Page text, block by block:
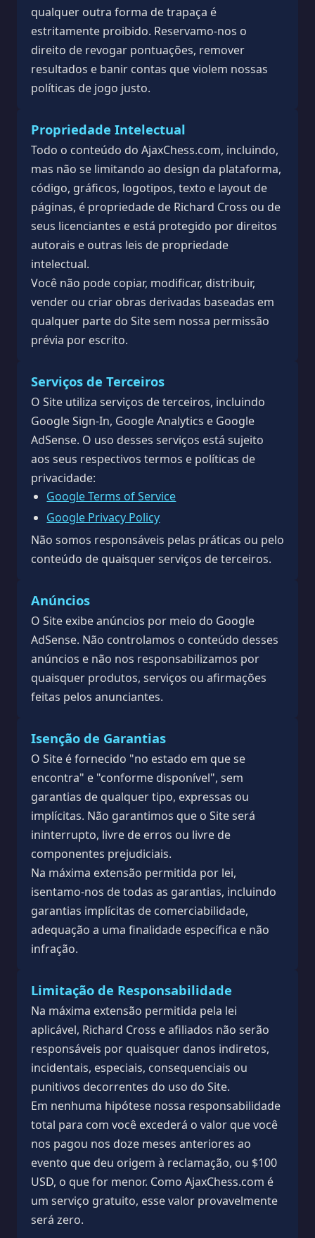
qualquer outra forma de trapaça é
estritamente proibido. Reservamo-nos o
direito de revogar pontuações, remover
resultados e banir contas que violem nossas
políticas de jogo justo.
Propriedade Intelectual
Todo o conteúdo do AjaxChess.com, incluindo,
mas não se limitando ao design da plataforma,
código, gráficos, logotipos, texto e layout de
páginas, é propriedade de Richard Cross ou de
seus licenciantes e está protegido por direitos
autorais e outras leis de propriedade
intelectual.
Você não pode copiar, modificar, distribuir,
vender ou criar obras derivadas baseadas em
qualquer parte do Site sem nossa permissão
prévia por escrito.
Serviços de Terceiros
O Site utiliza serviços de terceiros, incluindo
Google Sign-In, Google Analytics e Google
AdSense. O uso desses serviços está sujeito
aos seus respectivos termos e políticas de
privacidade:
Google Terms of Service
Google Privacy Policy
Não somos responsáveis pelas práticas ou pelo
conteúdo de quaisquer serviços de terceiros.
Anúncios
O Site exibe anúncios por meio do Google
AdSense. Não controlamos o conteúdo desses
anúncios e não nos responsabilizamos por
quaisquer produtos, serviços ou afirmações
feitas pelos anunciantes.
Isenção de Garantias
O Site é fornecido "no estado em que se
encontra" e "conforme disponível", sem
garantias de qualquer tipo, expressas ou
implícitas. Não garantimos que o Site será
ininterrupto, livre de erros ou livre de
componentes prejudiciais.
Na máxima extensão permitida por lei,
isentamo-nos de todas as garantias, incluindo
garantias implícitas de comerciabilidade,
adequação a uma finalidade específica e não
infração.
Limitação de Responsabilidade
Na máxima extensão permitida pela lei
aplicável, Richard Cross e afiliados não serão
responsáveis por quaisquer danos indiretos,
incidentais, especiais, consequenciais ou
punitivos decorrentes do uso do Site.
Em nenhuma hipótese nossa responsabilidade
total para com você excederá o valor que você
nos pagou nos doze meses anteriores ao
evento que deu origem à reclamação, ou $100
USD, o que for menor. Como AjaxChess.com é
um serviço gratuito, esse valor provavelmente
será zero.